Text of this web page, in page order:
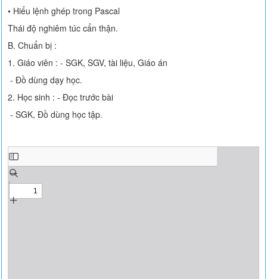
• Hiểu lệnh ghép trong Pascal
Thái độ nghiêm túc cẩn thận.
B. Chuẩn bị :
1. Giáo viên : - SGK, SGV, tài liệu, Giáo án
- Đồ dùng dạy học.
2. Học sinh : - Đọc trước bài
- SGK, Đồ dùng học tập.